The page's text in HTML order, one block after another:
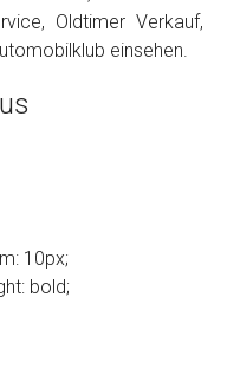
Oldtimer Verkauf,
einsehen.
10px;
bold;